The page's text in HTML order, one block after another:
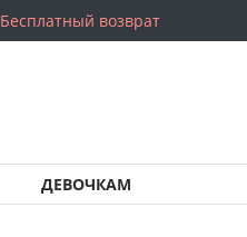
Бесплатный возврат
ДЕВОЧКАМ